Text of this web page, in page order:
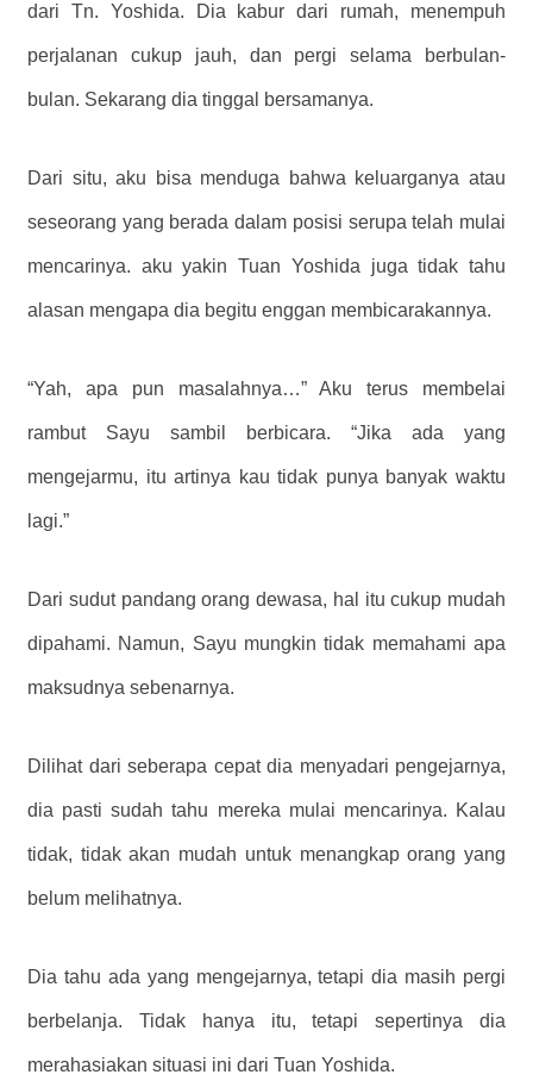
dari Tn. Yoshida. Dia kabur dari rumah, menempuh
perjalanan cukup jauh, dan pergi selama berbulan-
bulan. Sekarang dia tinggal bersamanya.
Dari situ, aku bisa menduga bahwa keluarganya atau
seseorang yang berada dalam posisi serupa telah mulai
mencarinya. aku yakin Tuan Yoshida juga tidak tahu
alasan mengapa dia begitu enggan membicarakannya.
“Yah, apa pun masalahnya…” Aku terus membelai
rambut Sayu sambil berbicara. “Jika ada yang
mengejarmu, itu artinya kau tidak punya banyak waktu
lagi.”
Dari sudut pandang orang dewasa, hal itu cukup mudah
dipahami. Namun, Sayu mungkin tidak memahami apa
maksudnya sebenarnya.
Dilihat dari seberapa cepat dia menyadari pengejarnya,
dia pasti sudah tahu mereka mulai mencarinya. Kalau
tidak, tidak akan mudah untuk menangkap orang yang
belum melihatnya.
Dia tahu ada yang mengejarnya, tetapi dia masih pergi
berbelanja. Tidak hanya itu, tetapi sepertinya dia
merahasiakan situasi ini dari Tuan Yoshida.